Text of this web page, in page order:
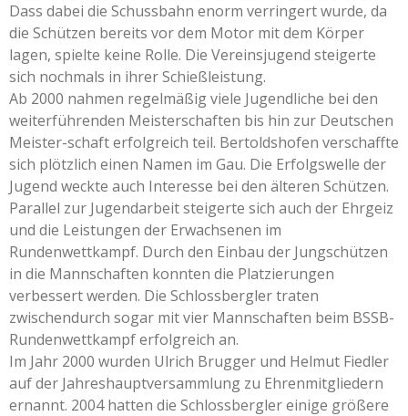
Dass dabei die Schussbahn enorm verringert wurde, da
die Schützen bereits vor dem Motor mit dem Körper
lagen, spielte keine Rolle. Die Vereinsjugend steigerte
sich nochmals in ihrer Schießleistung.
Ab 2000 nahmen regelmäßig viele Jugendliche bei den
weiterführenden Meisterschaften bis hin zur Deutschen
Meister-schaft erfolgreich teil. Bertoldshofen verschaffte
sich plötzlich einen Namen im Gau. Die Erfolgswelle der
Jugend weckte auch Interesse bei den älteren Schützen.
Parallel zur Jugendarbeit steigerte sich auch der Ehrgeiz
und die Leistungen der Erwachsenen im
Rundenwettkampf. Durch den Einbau der Jungschützen
in die Mannschaften konnten die Platzierungen
verbessert werden. Die Schlossbergler traten
zwischendurch sogar mit vier Mannschaften beim BSSB-
Rundenwettkampf erfolgreich an.
Im Jahr 2000 wurden Ulrich Brugger und Helmut Fiedler
auf der Jahreshauptversammlung zu Ehrenmitgliedern
ernannt. 2004 hatten die Schlossbergler einige größere